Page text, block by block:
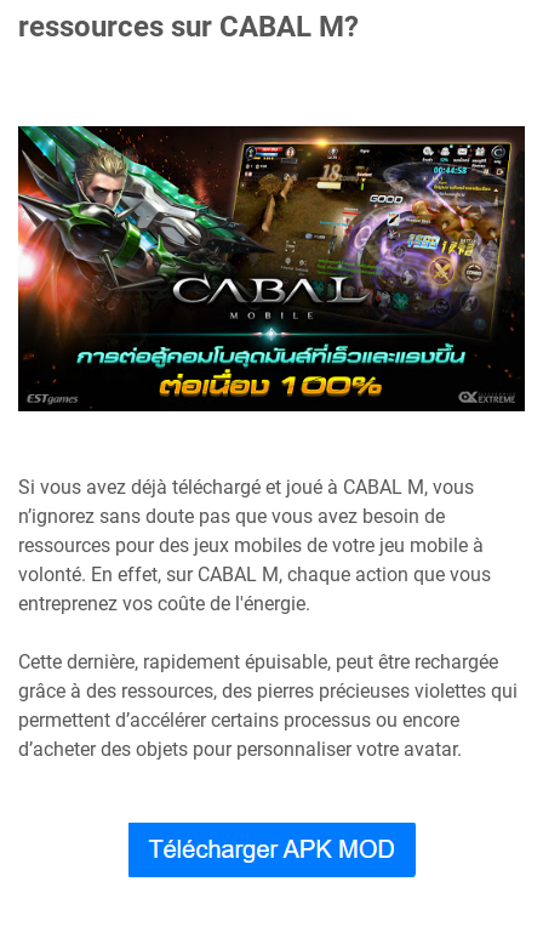
ressources sur CABAL M?
Si vous avez déjà téléchargé et joué à CABAL M, vous
n’ignorez sans doute pas que vous avez besoin de
ressources pour des jeux mobiles de votre jeu mobile à
volonté. En effet, sur CABAL M, chaque action que vous
entreprenez vos coûte de l'énergie.
Cette dernière, rapidement épuisable, peut être rechargée
grâce à des ressources, des pierres précieuses violettes qui
permettent d’accélérer certains processus ou encore
d’acheter des objets pour personnaliser votre avatar.